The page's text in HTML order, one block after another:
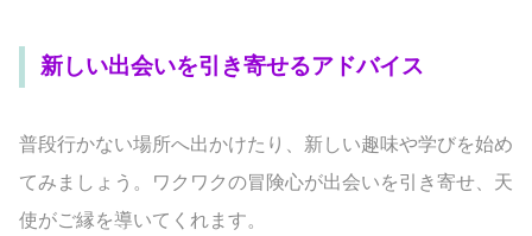
新しい出会いを引き寄せるアドバイス
普段行かない場所へ出かけたり、新しい趣味や学びを始め
てみましょう。ワクワクの冒険心が出会いを引き寄せ、天
使がご縁を導いてくれます。